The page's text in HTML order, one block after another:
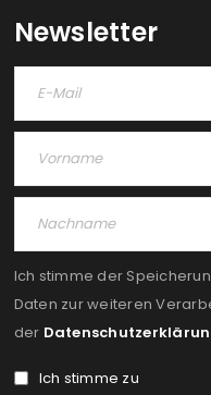
Newsletter
Ich stimme der
Daten zur weiteren
der
Ich stimme zu